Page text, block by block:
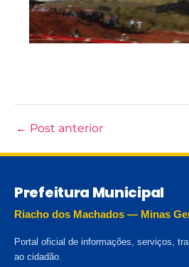
← Post anterior
Prefeitura Municipal
Riacho dos Machados — Minas
Portal oficial de informações, serviços,
ao cidadão.